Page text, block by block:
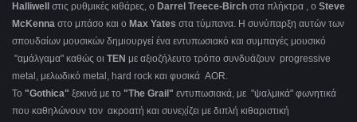
Halliwell
στις ρυθμικές κιθάρες, ο Darrel Treece-Birch στα πλήκτρα , ο Steve
McKenna στο μπάσο και ο Max Yates στα τύμπανα. Η συνύπαρξη αυτών των
σπουδαίων μουσικών δημιουργεί ένα εντυπωσιακό και συμπαγές μουσικό
"αμάλγαμα" καθώς οι TEN με αξιοζήλευτο τρόπο συνδυάζουν progressive
metal, μελωδικό metal, hard rock και φυσικά AOR.
Το "Gothica" ξεκινά με το "The Grail" εντυπωσιακά, με "ψαλμικά" φωνητικά
που καθηλώνουν τον ακροατή και συνεχίζει με διπλή κιθαριστική